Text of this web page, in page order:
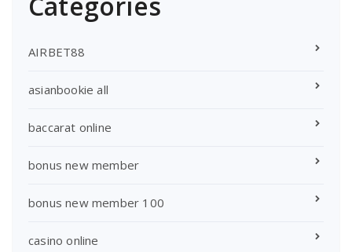
AIRBET88
asianbookie all
baccarat online
bonus new member
bonus new member 100
casino online